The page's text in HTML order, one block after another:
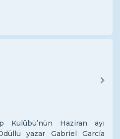
Next
Kulübü’nün Haziran ayı
yazar Gabriel García